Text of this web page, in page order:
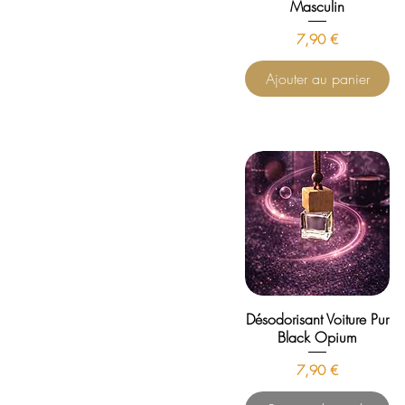
Masculin
Prix
7,90 €
Ajouter au panier
Désodorisant Voiture Pur
Black Opium
Prix
7,90 €